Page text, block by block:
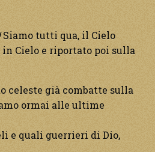
Siamo tutti qua, il Cielo
in Cielo e riportato poi sulla
celeste già combatte sulla
ormai alle ultime
e quali guerrieri di Dio,